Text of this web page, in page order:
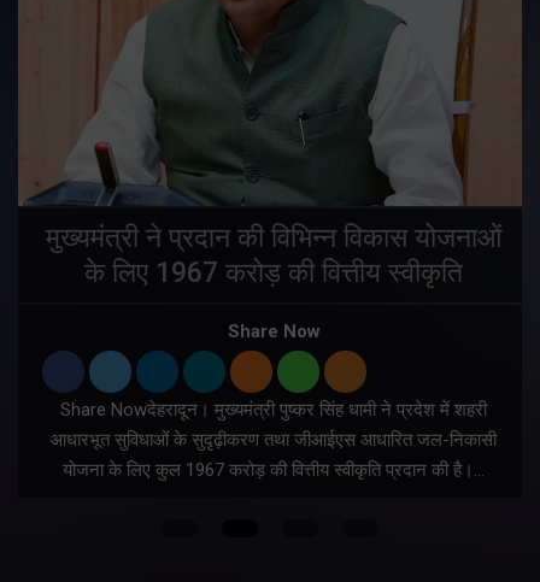
मुख्यमंत्री ने प्रदान की विभिन्न विकास योजनाओं
के लिए 1967 करोड़ की वित्तीय स्वीकृति
Share Now
Share Nowदेहरादून। मुख्यमंत्री पुष्कर सिंह धामी ने प्रदेश में शहरी
आधारभूत सुविधाओं के सुदृढ़ीकरण तथा जीआईएस आधारित जल-निकासी
योजना के लिए कुल 1967 करोड़ की वित्तीय स्वीकृति प्रदान की है।…